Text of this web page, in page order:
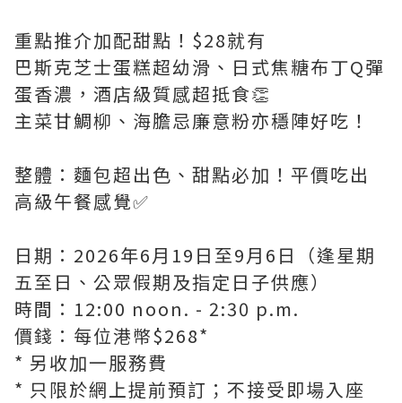
重點推介加配甜點！$28就有
巴斯克芝士蛋糕超幼滑、日式焦糖布丁Q彈
蛋香濃，酒店級質感超抵食👏
主菜甘鯛柳、海膽忌廉意粉亦穩陣好吃！
整體：麵包超出色、甜點必加！平價吃出
高級午餐感覺✅
日期：2026年6月19日至9月6日（逢星期
五至日、公眾假期及指定日子供應）
時間：12:00 noon. - 2:30 p.m.
價錢：每位港幣$268*
* 另收加一服務費
* 只限於網上提前預訂；不接受即場入座